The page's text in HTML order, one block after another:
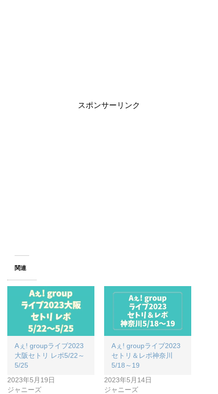
スポンサーリンク
関連
Aぇ! groupライブ2023
大阪セトリ レポ5/22～
5/25
2023年5月19日
ジャニーズ
Aぇ! groupライブ2023
セトリ＆レポ神奈川
5/18～19
2023年5月14日
ジャニーズ